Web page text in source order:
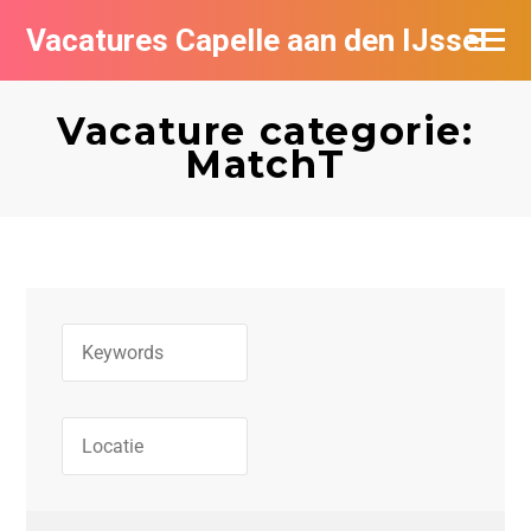
Vacatures Capelle aan den IJssel
Vacature categorie:
MatchT